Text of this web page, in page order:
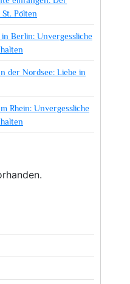
Pölten
Berlin: Unvergessliche
der Nordsee: Liebe in
Rhein: Unvergessliche